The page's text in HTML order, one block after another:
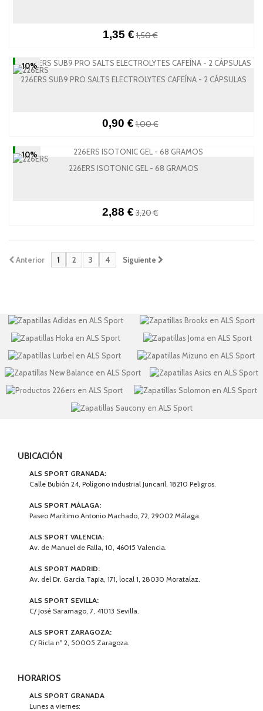
1,35 €1,50 €
-10%
226ERS SUB9 PRO SALTS ELECTROLYTES CAFEÍNA - 2 CÁPSULAS
0,90 €1,00 €
-10%
226ERS ISOTONIC GEL - 68 GRAMOS
2,88 €3,20 €
Anterior 1 2 3 4 Siguiente
UBICACIÓN
ALS SPORT GRANADA:
Calle Bubión 24, Polígono industrial Juncaril, 18210 Peligros.
ALS SPORT MÁLAGA:
Paseo Marítimo Antonio Machado, 72, 29002 Málaga.
ALS SPORT VALENCIA:
Av. de Manuel de Falla, 10, 46015 Valencia.
ALS SPORT MADRID:
Av. del Dr. García Tapia, 171, local 1, 28030 Moratalaz.
ALS SPORT SEVILLA:
C/ José Saramago, 7, 41013 Sevilla.
ALS SPORT ZARAGOZA:
C/ Ricla nº 2, 50005 Zaragoza.
HORARIOS
ALS SPORT GRANADA
Lunes a viernes: